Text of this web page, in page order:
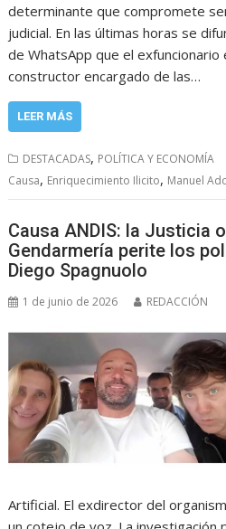
determinante que compromete
judicial. En las últimas horas se
de WhatsApp que el exfuncionario
constructor encargado de las…
LEER MÁS
DESTACADAS, POLÍTICA Y ECONOMÍA
Causa, Enriquecimiento Ilicito, Manuel
Causa ANDIS: la Justicia
Gendarmería perite los
Diego Spagnuolo
1 de junio de 2026 REDACCIÓN
Artificial. El exdirector del